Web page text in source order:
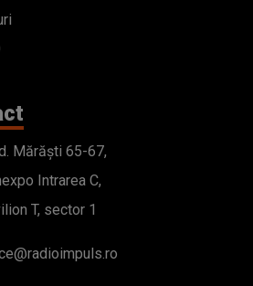
Mărăști 65-67,
Intrarea C,
T, sector 1